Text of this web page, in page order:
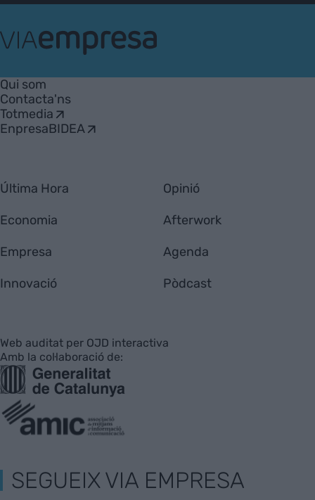
Empresa
Qui som
Contacta'ns
Totmedia
EnpresaBIDEA
Última Hora
Economia
Empresa
Innovació
Opinió
Afterwork
Agenda
Pòdcast
Web auditat per OJD interactiva
Amb la col·laboració de:
SEGUEIX VIA EMPRESA